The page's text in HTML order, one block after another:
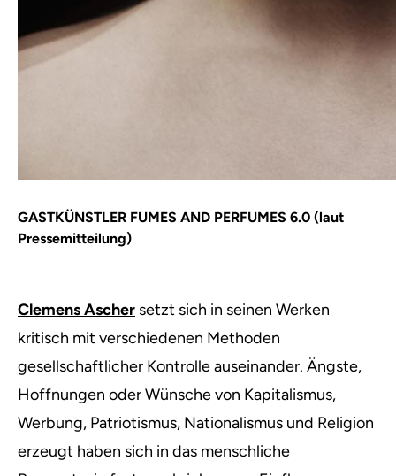
GASTKÜNSTLER FUMES AND PERFUMES 6.0 (laut
Pressemitteilung)
Clemens Ascher setzt sich in seinen Werken
kritisch mit verschiedenen Methoden
gesellschaftlicher Kontrolle auseinander. Ängste,
Hoffnungen oder Wünsche von Kapitalismus,
Werbung, Patriotismus, Nationalismus und Religion
erzeugt haben sich in das menschliche